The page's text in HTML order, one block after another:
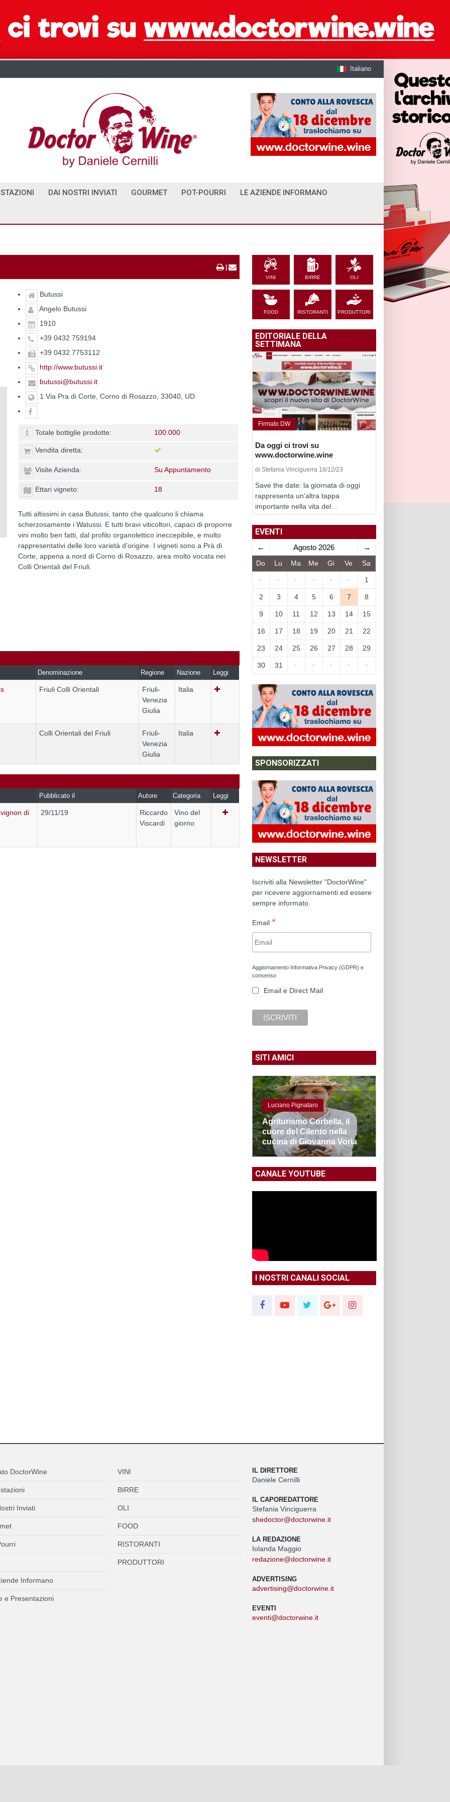
Italiano
DAI NOSTRI INVIATI GOURMET POT-POURRI LE AZIENDE INFORMANO
|
Butussi
Angelo Butussi
1910
+39 0432 759194
+39 0432 7753112
http://www.butussi.it
butussi@butussi.it
1 Via Pra di Corte, Corno di Rosazzo, 33040, UD
Totale bottiglie prodotte: 100.000
Vendita diretta:
Visite Azienda: Su Appuntamento
Ettari vigneto: 18
Tutti altissimi in casa Butussi, tanto che qualcuno li chiama
scherzosamente i Watussi. E tutti bravi viticoltori, capaci di proporre
vini molto ben fatti, dal profilo organolettico ineccepibile, e molto
rappresentativi delle loro varietà d’origine. I vigneti sono a Prà di
Corte, appena a nord di Corno di Rosazzo, area molto vocata nei
Colli Orientali del Friuli.
Denominazione Regione Nazione Leggi
Friuli Colli Orientali
Friuli-
Venezia
Giulia
Italia
Colli Orientali del Friuli
Friuli-
Venezia
Giulia
Italia
Pubblicato il Autore Categoria Leggi
di
29/11/19
Riccardo
Viscardi
Vino del
giorno
VINI BIRRE OLI
FOOD RISTORANTI PRODUTTORI
EDITORIALE DELLA
SETTIMANA
Firmato DW
Da oggi ci trovi su
www.doctorwine.wine
di Stefania Vinciguerra 18/12/23
Save the date: la giornata di oggi
rappresenta un’altra tappa
importante nella vita del...
EVENTI
← Agosto 2026 →
Do Lu Ma Me Gi Ve Sa
· · · · · · 1
2 3 4 5 6 7 8
9 10 11 12 13 14 15
16 17 18 19 20 21 22
23 24 25 26 27 28 29
30 31 · · · · ·
SPONSORIZZATI
NEWSLETTER
Iscriviti alla Newsletter "DoctorWine"
per ricevere aggiornamenti ed essere
sempre informato.
Email *
Aggiornamento Informativa Privacy (GDPR) e
consenso
Email e Direct Mail
SITI AMICI
Luciano Pignataro
Agriturismo Corbella, il
cuore del Cilento nella
cucina di Giovanna Voria
CANALE YOUTUBE
I NOSTRI CANALI SOCIAL
DoctorWine
Inviati
Informano
e Presentazioni
VINI
BIRRE
OLI
FOOD
RISTORANTI
PRODUTTORI
IL DIRETTORE
Daniele Cernilli
IL CAPOREDATTORE
Stefania Vinciguerra
shedoctor@doctorwine.it
LA REDAZIONE
Iolanda Maggio
redazione@doctorwine.it
ADVERTISING
advertising@doctorwine.it
EVENTI
eventi@doctorwine.it